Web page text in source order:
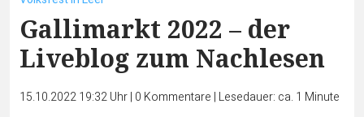
Gallimarkt 2022 – der
Liveblog zum Nachlesen
15.10.2022 19:32 Uhr| 0 Kommentare | Lesedauer: ca. 1 Minute